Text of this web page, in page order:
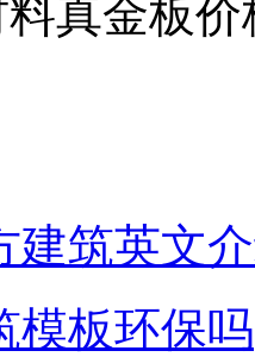
真金板
建筑英文
模板环保吗